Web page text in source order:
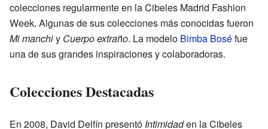
colecciones regularmente en la Cibeles Madrid Fashion
Week. Algunas de sus colecciones más conocidas fueron
Mi manchiy Cuerpo extraño. La modelo Bimba Boséfue
una de sus grandes inspiraciones y colaboradoras.
Colecciones Destacadas
En 2008, David Delfín presentó Intimidaden la Cibeles